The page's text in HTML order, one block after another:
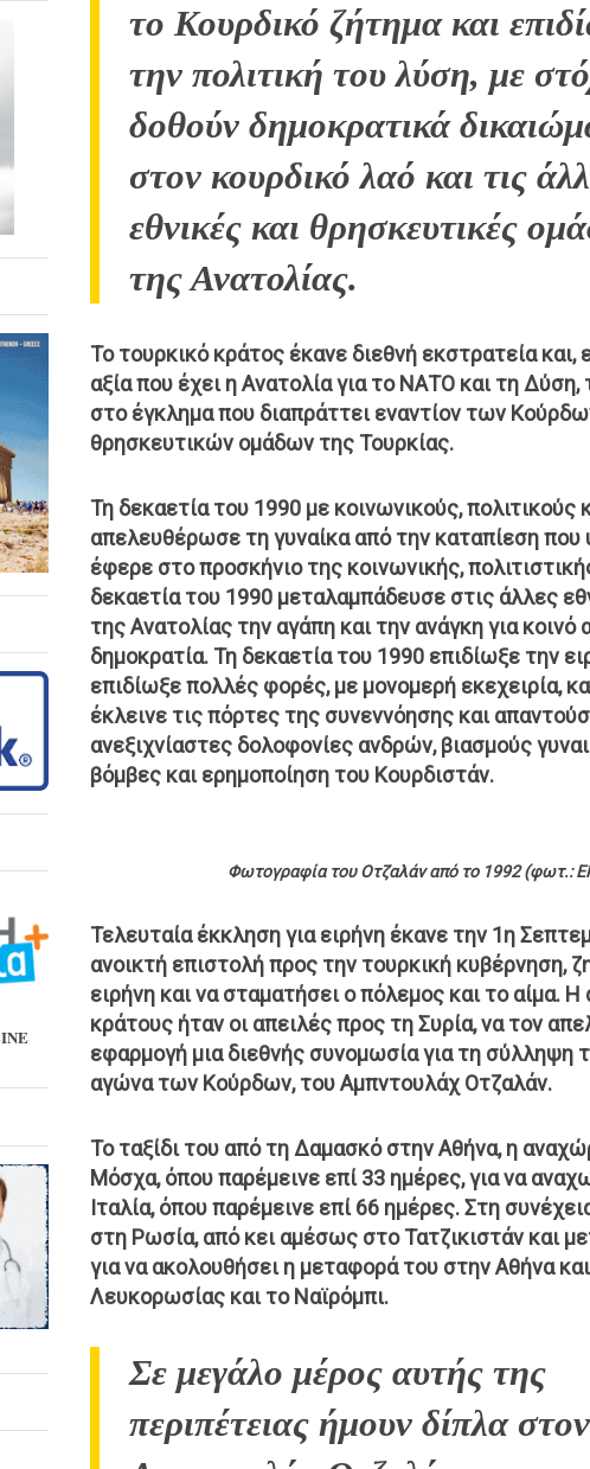
το Κουρδικό ζήτημα και
την πολιτική του λύση, με
δοθούν δημοκρατικά
στον κουρδικό λαό και τις
εθνικές και θρησκευτικές
της Ανατολίας.
Το τουρκικό κράτος έκανε διεθνή εκστρατεία
αξία που έχει η Ανατολία για το ΝΑΤΟ και τη
στο έγκλημα που διαπράττει εναντίον των
θρησκευτικών ομάδων της Τουρκίας.
Τη δεκαετία του 1990 με κοινωνικούς,
απελευθέρωσε τη γυναίκα από την καταπίεση που
έφερε στο προσκήνιο της κοινωνικής,
δεκαετία του 1990 μεταλαμπάδευσε στις άλλες
της Ανατολίας την αγάπη και την ανάγκη για κοινό
δημοκρατία. Τη δεκαετία του 1990 επιδίωξε την
επιδίωξε πολλές φορές, με μονομερή εκεχειρία,
έκλεινε τις πόρτες της συνεννόησης και
ανεξιχνίαστες δολοφονίες ανδρών, βιασμούς
βόμβες και ερημοποίηση του Κουρδιστάν.
Φωτογραφία του Οτζαλάν από το 1992 (φωτ.:
Τελευταία έκκληση για ειρήνη έκανε την 1η
ανοικτή επιστολή προς την τουρκική κυβέρνηση,
ειρήνη και να σταματήσει ο πόλεμος και το αίμα.
κράτους ήταν οι απειλές προς τη Συρία, να τον
εφαρμογή μια διεθνής συνομωσία για τη σύλληψη
αγώνα των Κούρδων, του Αμπντουλάχ Οτζαλάν.
Το ταξίδι του από τη Δαμασκό στην Αθήνα, η
Μόσχα, όπου παρέμεινε επί 33 ημέρες, για να
Ιταλία, όπου παρέμεινε επί 66 ημέρες. Στη
στη Ρωσία, από κει αμέσως στο Τατζικιστάν και
για να ακολουθήσει η μεταφορά του στην Αθήνα
Λευκορωσίας και το Ναϊρόμπι.
Σε μεγάλο μέρος αυτής της
περιπέτειας ήμουν δίπλα στον